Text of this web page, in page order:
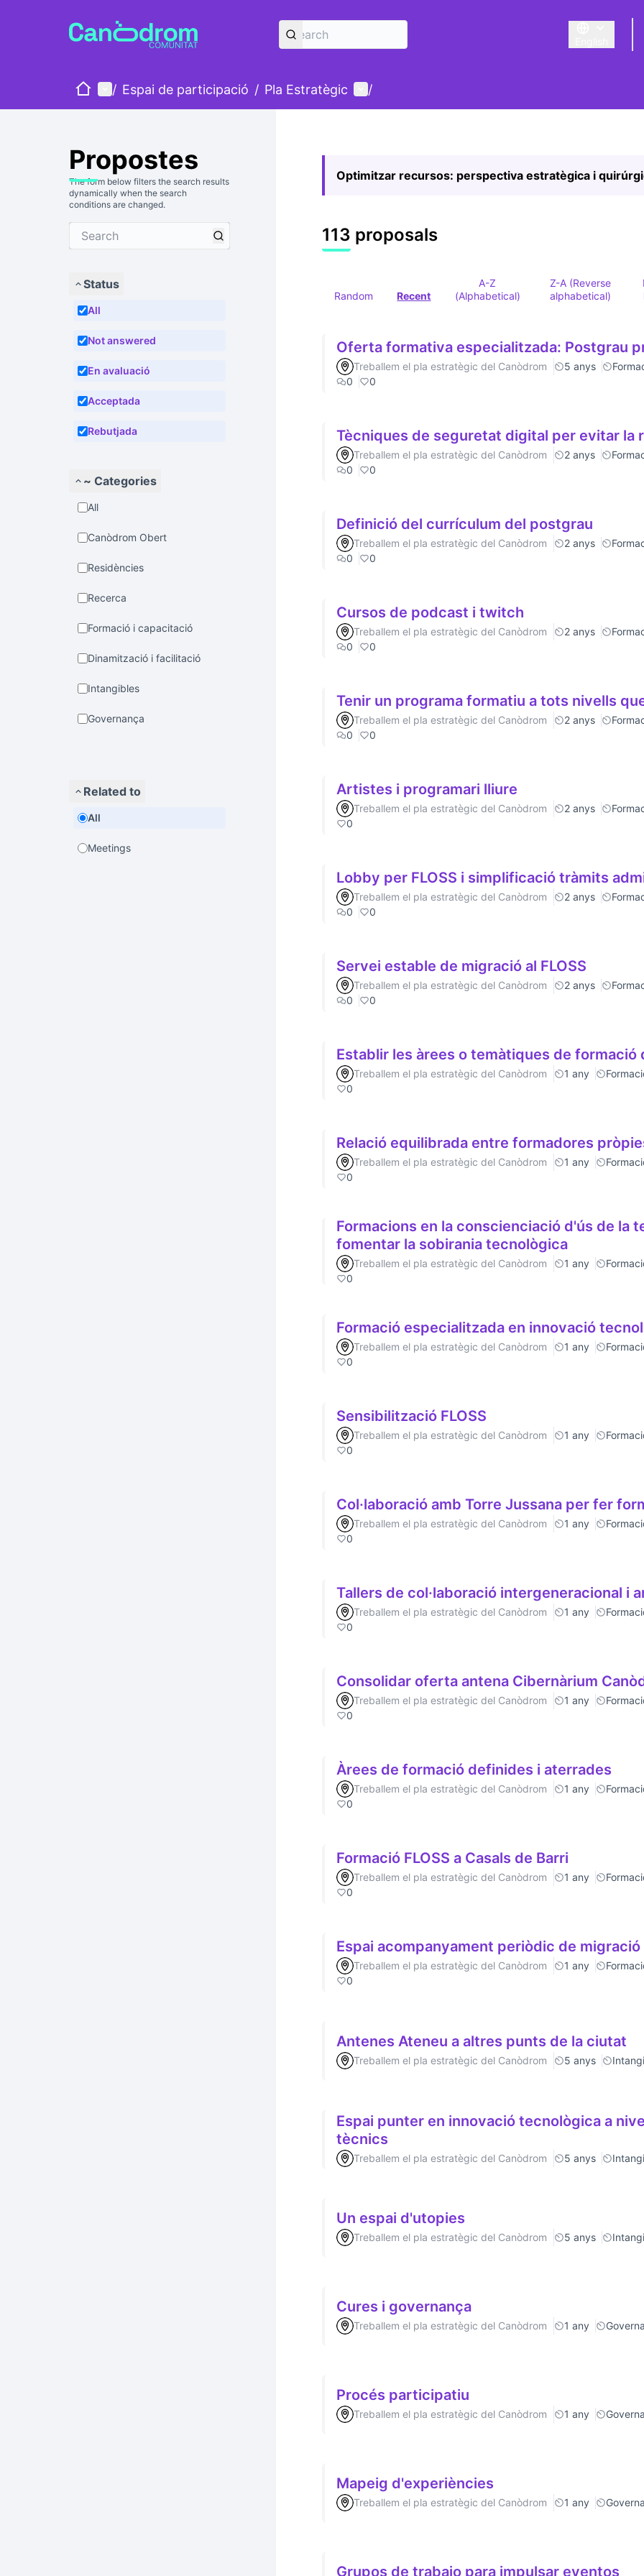
Triar la llengua
HomeMain menu
/ Espai de participació / Pla Estratègic User menu
/
Propostes
The form below filters the search results
dynamically when the search
conditions are changed.
Status
All
Not answered
En avaluació
Acceptada
Rebutjada
~ Categories
All
Canòdrom Obert
Residències
Recerca
Formació i capacitació
Dinamització i facilitació
Intangibles
Governança
Related to
All
Meetings
Optimitzar recursos: perspectiva estratègica i
113 proposals
Random Recent
A-Z
(Alphabetical)
Z-A (Reverse
alphabetical)
Oferta formativa especialitzada: Postgrau
Treballem el pla estratègic del Canòdrom 5 anys
0
0
Tècniques de seguretat digital per evitar la
Treballem el pla estratègic del Canòdrom 2 anys
0
0
Definició del currículum del postgrau
Treballem el pla estratègic del Canòdrom 2 anys
0
0
Cursos de podcast i twitch
Treballem el pla estratègic del Canòdrom 2 anys
0
0
Tenir un programa formatiu a tots nivells
Treballem el pla estratègic del Canòdrom 2 anys
0
0
Artistes i programari lliure
Treballem el pla estratègic del Canòdrom 2 anys
0
Lobby per FLOSS i simplificació tràmits
Treballem el pla estratègic del Canòdrom 2 anys
0
0
Servei estable de migració al FLOSS
Treballem el pla estratègic del Canòdrom 2 anys
0
0
Establir les àrees o temàtiques de formació
Treballem el pla estratègic del Canòdrom 1 any
0
Relació equilibrada entre formadores
Treballem el pla estratègic del Canòdrom 1 any
0
Formacions en la conscienciació d'ús de la
fomentar la sobirania tecnològica
Treballem el pla estratègic del Canòdrom 1 any
0
Formació especialitzada en innovació
Treballem el pla estratègic del Canòdrom 1 any
0
Sensibilització FLOSS
Treballem el pla estratègic del Canòdrom 1 any
0
Col·laboració amb Torre Jussana per fer
Treballem el pla estratègic del Canòdrom 1 any
0
Tallers de col·laboració intergeneracional i
Treballem el pla estratègic del Canòdrom 1 any
0
Consolidar oferta antena Cibernàrium
Treballem el pla estratègic del Canòdrom 1 any
0
Àrees de formació definides i aterrades
Treballem el pla estratègic del Canòdrom 1 any
0
Formació FLOSS a Casals de Barri
Treballem el pla estratègic del Canòdrom 1 any
0
Espai acompanyament periòdic de migració
Treballem el pla estratègic del Canòdrom 1 any
0
Antenes Ateneu a altres punts de la ciutat
Treballem el pla estratègic del Canòdrom 5 anys
Espai punter en innovació tecnològica a
tècnics
Treballem el pla estratègic del Canòdrom 5 anys
Un espai d'utopies
Treballem el pla estratègic del Canòdrom 5 anys
Cures i governança
Treballem el pla estratègic del Canòdrom 1 any
Procés participatiu
Treballem el pla estratègic del Canòdrom 1 any
Mapeig d'experiències
Treballem el pla estratègic del Canòdrom 1 any
Grupos de trabajo para impulsar eventos